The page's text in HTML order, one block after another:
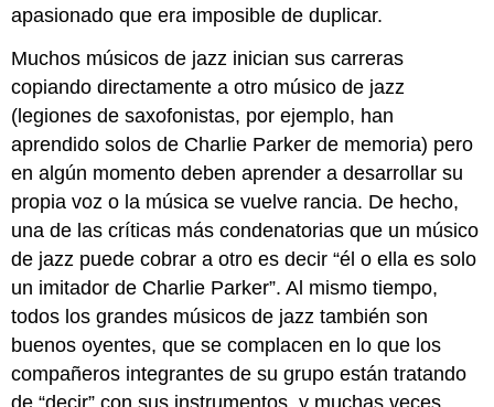
apasionado que era imposible de duplicar.
Muchos músicos de jazz inician sus carreras
copiando directamente a otro músico de jazz
(legiones de saxofonistas, por ejemplo, han
aprendido solos de Charlie Parker de memoria) pero
en algún momento deben aprender a desarrollar su
propia voz o la música se vuelve rancia. De hecho,
una de las críticas más condenatorias que un músico
de jazz puede cobrar a otro es decir “él o ella es solo
un imitador de Charlie Parker”. Al mismo tiempo,
todos los grandes músicos de jazz también son
buenos oyentes, que se complacen en lo que los
compañeros integrantes de su grupo están tratando
de “decir” con sus instrumentos, y muchas veces